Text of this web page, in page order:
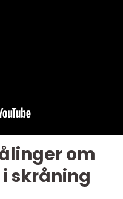
om
skråning